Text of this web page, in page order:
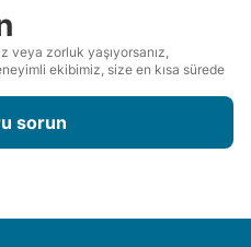
veya zorluk yaşıyorsanız,
ekibimiz, size en kısa sürede
sorun